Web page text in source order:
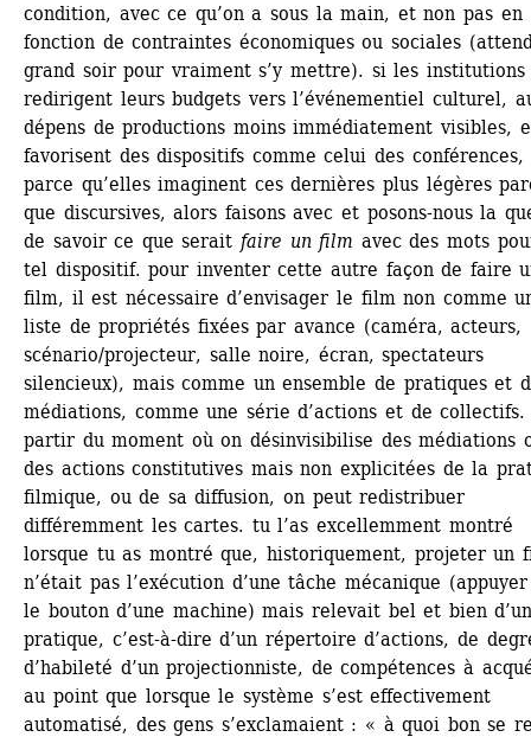
condition, avec ce qu’on a sous la main, et non pas en
fonction de contraintes économiques ou sociales
grand soir pour vraiment s’y mettre). si les institutions
redirigent leurs budgets vers l’événementiel culturel,
dépens de productions moins immédiatement visibles,
favorisent des dispositifs comme celui des conférences,
parce qu’elles imaginent ces dernières plus légères
que discursives, alors faisons avec et posons-nous la
de savoir ce que serait faire un film avec des mots
tel dispositif. pour inventer cette autre façon de faire
film, il est nécessaire d’envisager le film non comme
liste de propriétés fixées par avance (caméra, acteurs,
scénario/projecteur, salle noire, écran, spectateurs
silencieux), mais comme un ensemble de pratiques et
médiations, comme une série d’actions et de collectifs.
partir du moment où on désinvisibilise des médiations
des actions constitutives mais non explicitées de la
filmique, ou de sa diffusion, on peut redistribuer
différemment les cartes. tu l’as excellemment montré
lorsque tu as montré que, historiquement, projeter un
n’était pas l’exécution d’une tâche mécanique
le bouton d’une machine) mais relevait bel et bien
pratique, c’est-à-dire d’un répertoire d’actions, de
d’habileté d’un projectionniste, de compétences à
au point que lorsque le système s’est effectivement
automatisé, des gens s’exclamaient : « à quoi bon se